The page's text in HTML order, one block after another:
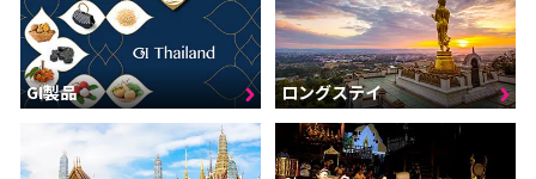
GI製品 ロングステイ